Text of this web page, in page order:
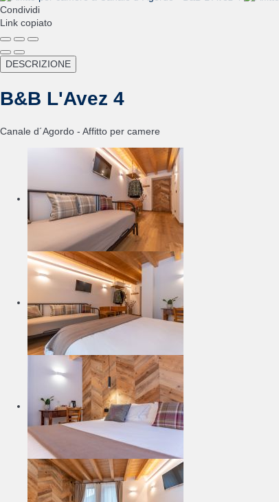
Condividi
Link copiato
DESCRIZIONE
B&B L'Avez 4
Canale d´Agordo - Affitto per camere